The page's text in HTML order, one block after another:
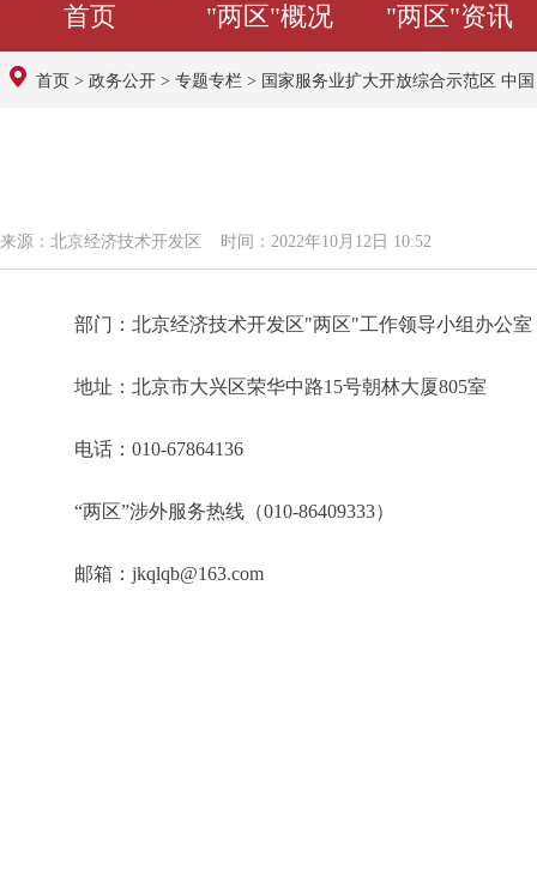
首页 "两区"概况 "两区"资讯
首页 > 政务公开 > 专题专栏 > 国家服务业扩大开放综合示范区 中
来源：北京经济技术开发区 时间：2022年10月12日 10:52
部门：北京经济技术开发区"两区"工作领导小组办公室
地址：北京市大兴区荣华中路15号朝林大厦805室
电话：010-67864136
“两区”涉外服务热线（010-86409333）
邮箱：jkqlqb@163.com